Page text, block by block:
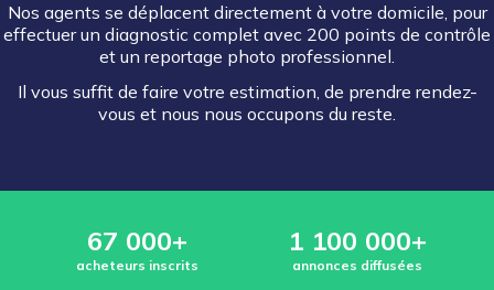
Nos agents se déplacent directement à votre domicile, pour
effectuer un diagnostic complet avec 200 points de contrôle
et un reportage photo professionnel.
Il vous suffit de faire votre estimation, de prendre rendez-
vous et nous nous occupons du reste.
67 000+
acheteurs inscrits
1 100 000+
annonces diffusées